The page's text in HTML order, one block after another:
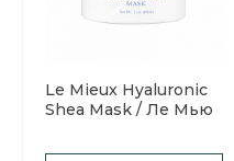
Le Mieux Hyaluronic
Shea Mask / Ле Мью
+ масло Ши